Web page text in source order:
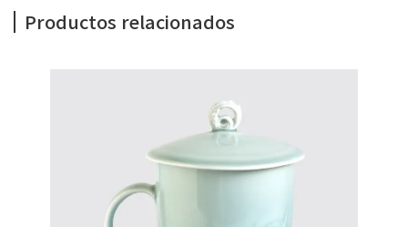
Productos relacionados